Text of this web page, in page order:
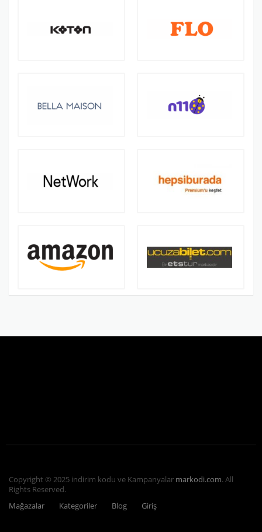
Copyright © 2025 indirim kodu ve Kampanyalar markodi.com. All
Rights Reserved.
Mağazalar
Kategoriler Blog Giriş